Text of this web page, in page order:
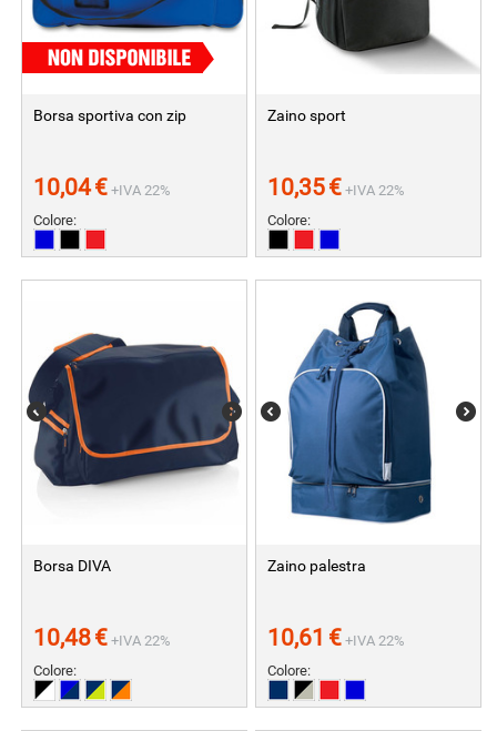
Borsa sportiva con zip
10,04€ +IVA 22%
Colore:
Zaino sport
10,35€ +IVA 22%
Colore:
Borsa DIVA
10,48€ +IVA 22%
Colore:
Zaino palestra
10,61 € +IVA 22%
Colore: